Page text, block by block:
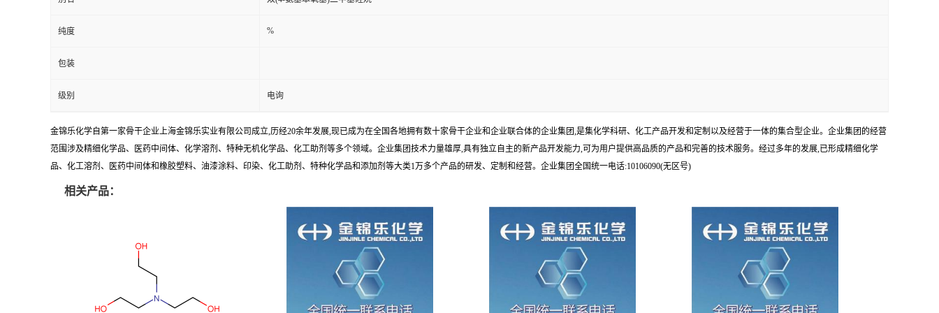
纯度 %
包装
级别 电询
金锦乐化学自第一家骨干企业上海金锦乐实业有限公司成立,历经20余年发展,现已成为在全国各地拥有数十家骨干企业和企业联合体的企业集团,是集化学科研、化工产品开发和定制以及经营于一体的集合型企业。企业集团的经营
范围涉及精细化学品、医药中间体、化学溶剂、特种无机化学品、化工助剂等多个领域。企业集团技术力量雄厚,具有独立自主的新产品开发能力,可为用户提供高品质的产品和完善的技术服务。经过多年的发展,已形成精细化学
品、化工溶剂、医药中间体和橡胶塑料、油漆涂料、印染、化工助剂、特种化学品和添加剂等大类1万多个产品的研发、定制和经营。企业集团全国统一电话:10106090(无区号)
相关产品：